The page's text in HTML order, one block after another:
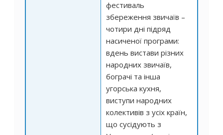
фестиваль
збереження звичаїв –
чотири дні підряд
насиченої програми:
вдень вистави різних
народних звичаїв,
бограчі та інша
угорська кухня,
виступи народних
колективів з усіх країн,
що сусідують з